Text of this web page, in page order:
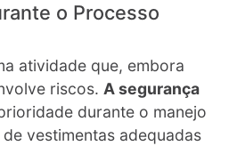
o Processo
atividade que, embora
riscos. A segurança
durante o manejo
vestimentas adequadas